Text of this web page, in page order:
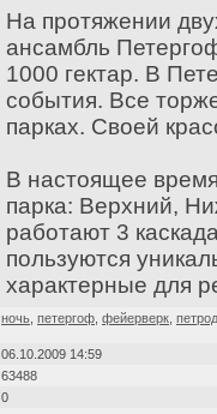
На протяжении
ансамбль
1000 гектар. В
события. Все
парках. Своей
В настоящее
парка: Верхний,
работают 3
пользуются
характерные для
ночь петергоф фейерверк
06.10.2009 14:59
63488
0